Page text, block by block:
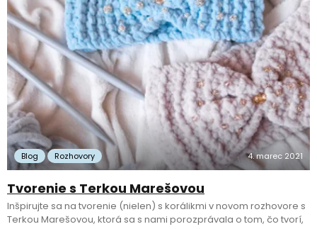
Blog Rozhovory 4. marec 2021
Tvorenie s Terkou Marešovou
Inšpirujte sa na tvorenie (nielen) s korálikmi v novom rozhovore s
Terkou Marešovou, ktorá sa s nami porozprávala o tom, čo tvorí,